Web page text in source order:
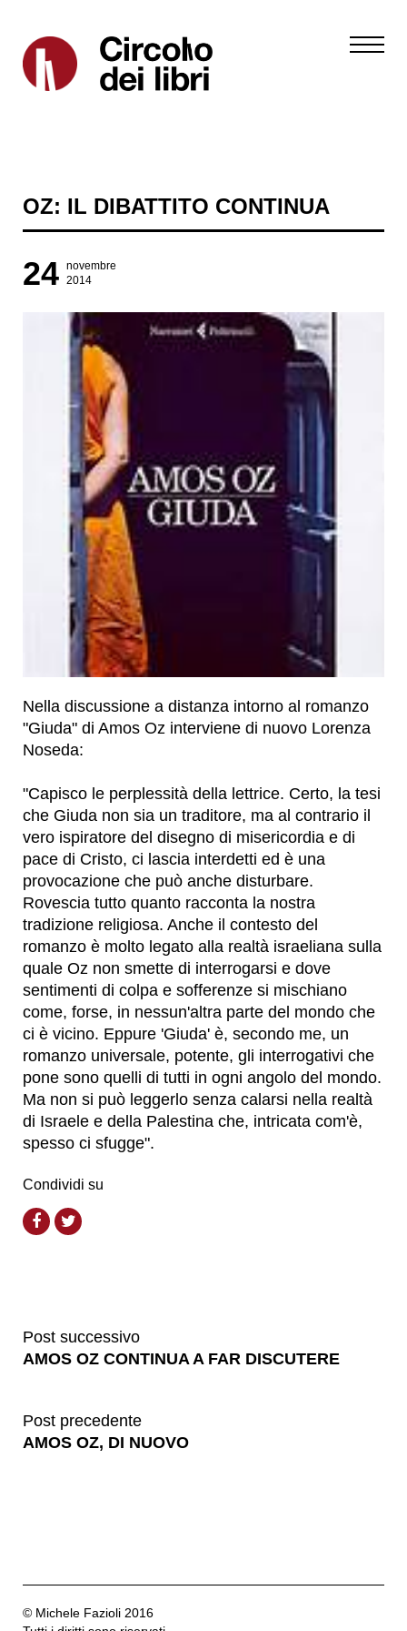
OZ: IL DIBATTITO CONTINUA
24 novembre
2014
Nella discussione a distanza intorno al romanzo
"Giuda" di Amos Oz interviene di nuovo Lorenza
Noseda:
"Capisco le perplessità della lettrice. Certo, la tesi
che Giuda non sia un traditore, ma al contrario il
vero ispiratore del disegno di misericordia e di
pace di Cristo, ci lascia interdetti ed è una
provocazione che può anche disturbare.
Rovescia tutto quanto racconta la nostra
tradizione religiosa. Anche il contesto del
romanzo è molto legato alla realtà israeliana sulla
quale Oz non smette di interrogarsi e dove
sentimenti di colpa e sofferenze si mischiano
come, forse, in nessun'altra parte del mondo che
ci è vicino. Eppure 'Giuda' è, secondo me, un
romanzo universale, potente, gli interrogativi che
pone sono quelli di tutti in ogni angolo del mondo.
Ma non si può leggerlo senza calarsi nella realtà
di Israele e della Palestina che, intricata com'è,
spesso ci sfugge".
Condividi su
Post successivo
AMOS OZ CONTINUA A FAR DISCUTERE
Post precedente
AMOS OZ, DI NUOVO
© Michele Fazioli 2016